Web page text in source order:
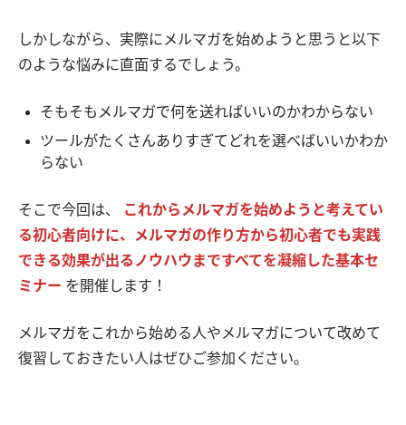
しかしながら、実際にメルマガを始めようと思うと以下
のような悩みに直面するでしょう。
そもそもメルマガで何を送ればいいのかわからない
ツールがたくさんありすぎてどれを選べばいいかわか
らない
そこで今回は、
これからメルマガを始めようと考えてい
る初心者向けに、メルマガの作り方から初心者でも実践
できる効果が出るノウハウまですべてを凝縮した基本セ
ミナー を開催します！
メルマガをこれから始める人やメルマガについて改めて
復習しておきたい人はぜひご参加ください。